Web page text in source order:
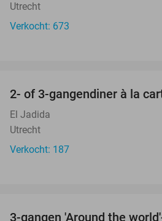
Utrecht
Verkocht: 673
2- of 3-gangendiner à la
El Jadida
Utrecht
Verkocht: 187
3-gangen 'Around the